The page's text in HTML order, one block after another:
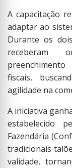
A capacitação
adaptar ao
Durante os
receberam
fiscais,
agilidade na
A iniciativa
estabelecido
Fazendária
tradicionais
validade,